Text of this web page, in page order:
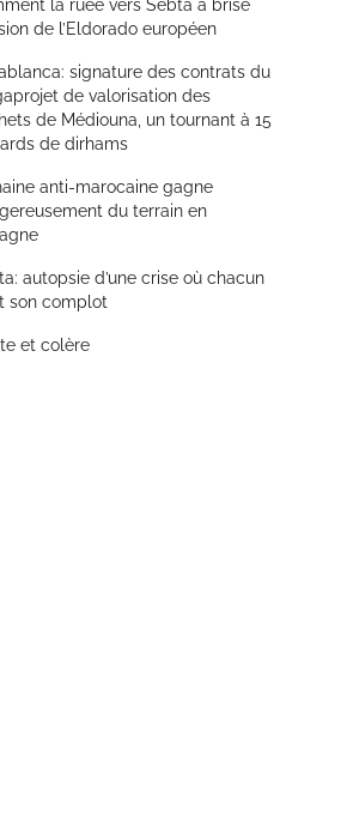
la ruée vers Sebta a brisé
de l’Eldorado européen
signature des contrats du
de valorisation des
de Médiouna, un tournant à 15
de dirhams
anti-marocaine gagne
du terrain en
autopsie d’une crise où chacun
son complot
et colère